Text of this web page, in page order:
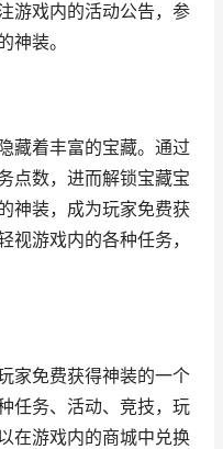
游戏内的活动公告，参
神装。
藏着丰富的宝藏。通过
点数，进而解锁宝藏宝
神装，成为玩家免费获
视游戏内的各种任务，
家免费获得神装的一个
任务、活动、竞技，玩
在游戏内的商城中兑换